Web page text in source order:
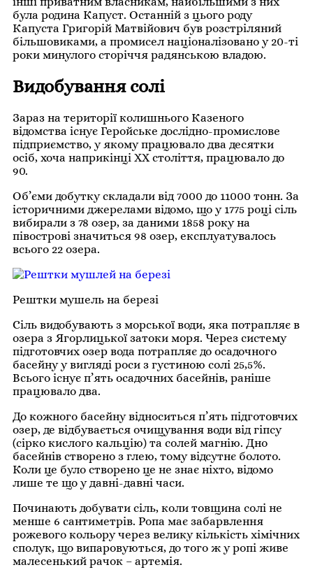
була родина Капуст. Останній з цього роду
Капуста Григорій Матвійович був розстріляний
більшовиками, а промисел націоналізовано у 20-ті
роки минулого сторіччя радянською владою.
Видобування солі
Зараз на території колишнього Казеного
відомства існує Геройське дослідно-промислове
підприємство, у якому працювало два десятки
осіб, хоча наприкінці XX століття, працювало до
90.
Об’єми добутку складали від 7000 до 11000 тонн. За
історичними джерелами відомо, що у 1775 році сіль
вибирали з 78 озер, за даними 1858 року на
півострові значиться 98 озер, експлуатувалось
всього 22 озера.
Рештки мушель на березі
Сіль видобувають з морської води, яка потрапляє в
озера з Ягорлицької затоки моря. Через систему
підготовчих озер вода потрапляє до осадочного
басейну у вигляді роси з густиною солі 25,5%.
Всього існує п’ять осадочних басейнів, раніше
працювало два.
До кожного басейну відноситься п’ять підготовчих
озер, де відбувається очищування води від гіпсу
(сірко кислого кальцію) та солей магнію. Дно
басейнів створено з глею, тому відсутнє болото.
Коли це було створено це не знає ніхто, відомо
лише те що у давні-давні часи.
Починають добувати сіль, коли товщина солі не
менше 6 сантиметрів. Ропа має забарвлення
рожевого кольору через велику кількість хімічних
сполук, що випаровуються, до того ж у ропі живе
малесенький рачок – артемія.